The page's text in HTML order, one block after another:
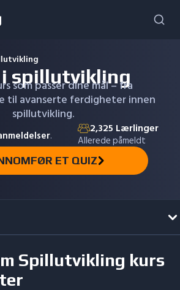
i spillutvikling
som passer dine mål – fra
til avanserte ferdigheter innen
spillutvikling.
. 2,325 Lærlinger
Allerede påmeldt
ET QUIZ
Spillutvikling kurs